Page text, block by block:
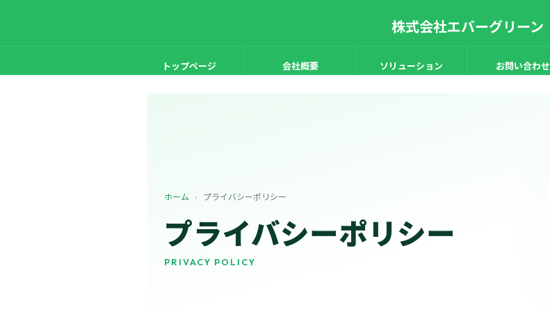
株式会社エバーグリーン
トップページ 会社概要 ソリューション お問い合わせ
プライバシーポリシー
ホーム › プライバシーポリシー
プライバシーポリシー
PRIVACY POLICY